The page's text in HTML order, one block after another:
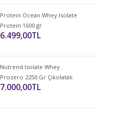
Protein Ocean Whey Isolate
Protein 1600 gr
6.499,00TL
Nutrend Isolate Whey
Prozero 2250 Gr Çikolatalı
7.000,00TL